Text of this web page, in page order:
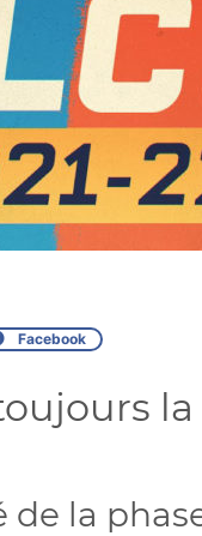
Facebook
de la